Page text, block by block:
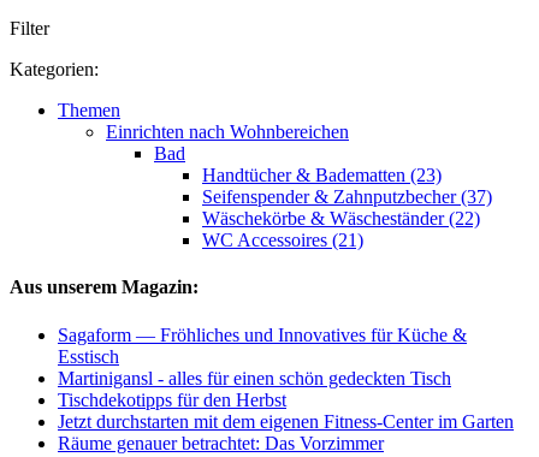
Filter
Kategorien:
Themen
Einrichten nach Wohnbereichen
Bad
Handtücher & Badematten (23)
Seifenspender & Zahnputzbecher (37)
Wäschekörbe & Wäscheständer (22)
WC Accessoires (21)
Aus unserem Magazin:
Sagaform — Fröhliches und Innovatives für Küche &
Esstisch
Martinigansl - alles für einen schön gedeckten Tisch
Tischdekotipps für den Herbst
Jetzt durchstarten mit dem eigenen Fitness-Center im Garten
Räume genauer betrachtet: Das Vorzimmer